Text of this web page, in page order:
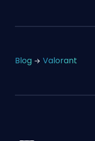
Blog Valorant